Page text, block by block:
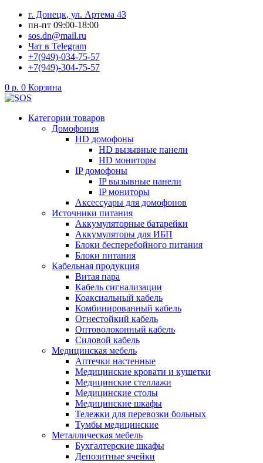
Перейти
содержимому
г. Донецк, ул. Артема 43
пн-пт 09:00-18:00
sos.dn@mail.ru
Чат в Telegram
+7(949)-034-75-57
+7(949)-304-75-57
0 р. 0 Корзина
Категории товаров
Домофония
HD домофоны
HD вызывные панели
HD мониторы
IP домофоны
IP вызывные панели
IP мониторы
Аксессуары для домофонов
Источники питания
Аккумуляторные батарейки
Аккумуляторы для ИБП
Блоки бесперебойного питания
Блоки питания
Кабельная продукция
Витая пара
Кабель сигнализации
Коаксиальный кабель
Комбинированный кабель
Огнестойкий кабель
Оптоволоконный кабель
Силовой кабель
Медицинская мебель
Аптечки настенные
Медицинские кровати и кушетки
Медицинские стеллажи
Медицинские столы
Медицинские шкафы
Тележки для перевозки больных
Тумбы медицинские
Металлическая мебель
Бухгалтерские шкафы
Депозитные ячейки